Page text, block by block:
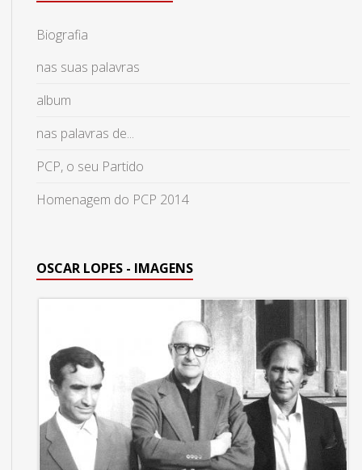
Biografia
nas suas palavras
album
nas palavras de...
PCP, o seu Partido
Homenagem do PCP 2014
OSCAR LOPES - IMAGENS